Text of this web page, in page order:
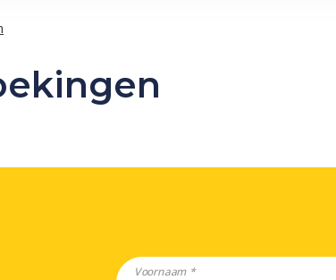
Voornaam *